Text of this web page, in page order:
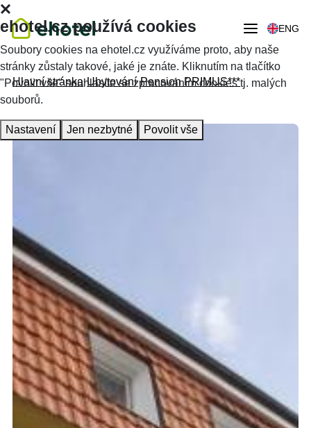
ENG
Hlavní stránka Ubytování Pension PRIMUS***
ehotel.cz používá cookies
Soubory cookies na ehotel.cz využíváme proto, aby naše
stránky zůstaly takové, jaké je znáte. Kliknutím na tlačítko
"Povolit vše" souhlasíte se zpracováním cookies tj. malých
souborů.
Nastavení Jen nezbytné Povolit vše